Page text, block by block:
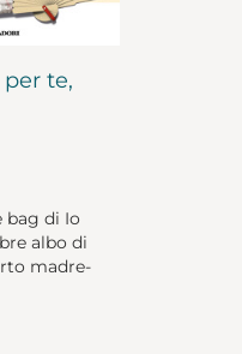
te,
bag di Io
albo di
madre-